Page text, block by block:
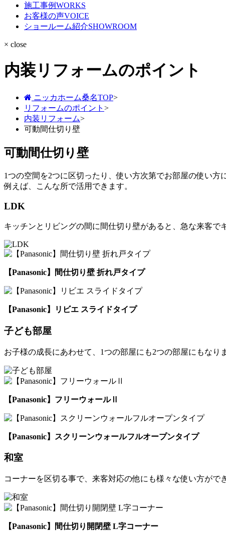
施工事例WORKS
お客様の声VOICE
ショールーム紹介SHOWROOM
× close
内装リフォームのポイント
ニッカホーム桑名TOP>
リフォームのポイント >
内装リフォーム>
可動間仕切り壁
可動間仕切り壁
1つの空間を2つに区切ったり、使い方次第でお部屋の使い方
例えば、こんな所で活用できます。
LDK
キッチンとリビングの間に間仕切り壁があると、急な来客で
【Panasonic】間仕切り壁 折れ戸タイプ
【Panasonic】リビエ スライドタイプ
子ども部屋
お子様の成長にあわせて、1つの部屋にも2つの部屋にもなり
【Panasonic】フリーウォールⅡ
【Panasonic】スクリーンウォールフルオープンタイプ
和室
コーナーを区切る事で、来客対応の他にも様々な使い方がで
【Panasonic】間仕切り開閉壁 L字コーナー